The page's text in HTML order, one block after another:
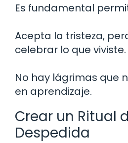
Es fundamental
Acepta la tristeza,
celebrar lo que viviste.
No hay lágrimas que
en aprendizaje.
Crear un Ritual
Despedida